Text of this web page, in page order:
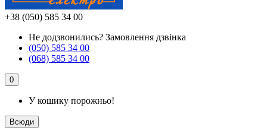
+38 (050) 585 34 00
Не додзвонились? Замовлення дзвінка
(050) 585 34 00
(068) 585 34 00
0
У кошику порожньо!
Всюди